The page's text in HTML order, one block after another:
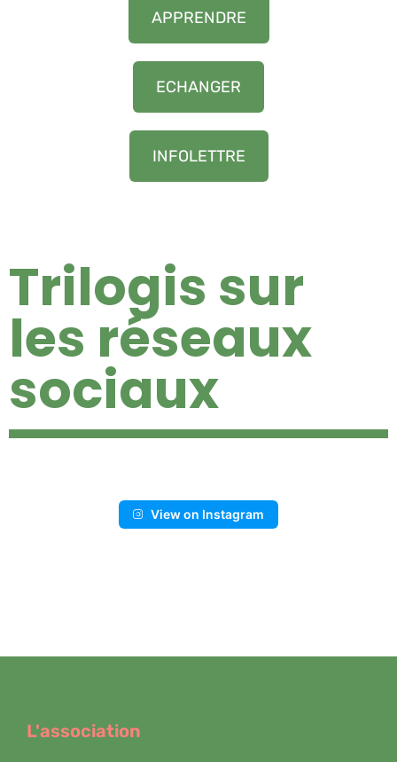
APPRENDRE
ECHANGER
INFOLETTRE
Trilogis sur
les réseaux
sociaux
View on Instagram
L'association